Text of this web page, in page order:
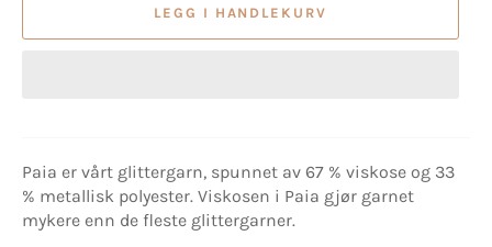
LEGG I HANDLEKURV
Paia er vårt glittergarn, spunnet av 67 % viskose og 33
% metallisk polyester. Viskosen i Paia gjør garnet
mykere enn de fleste glittergarner.